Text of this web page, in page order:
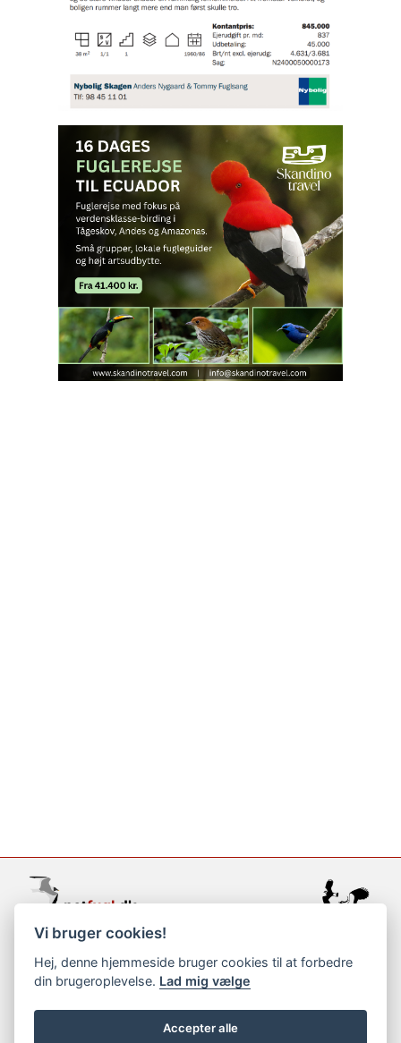
support@netfugl.dk
copyright © 2002-2023
Vi bruger cookies!
Hej, denne hjemmeside bruger cookies til at forbedre
din brugeroplevelse. Lad mig vælge
Accepter alle